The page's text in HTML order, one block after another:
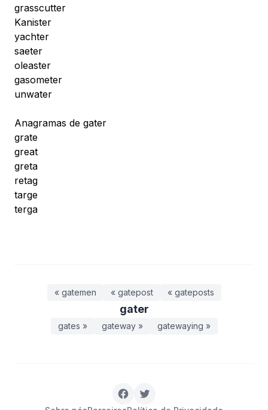
grasscutter
Kanister
yachter
saeter
oleaster
gasometer
unwater
Anagramas de gater
grate
great
greta
retag
targe
terga
« gatemen « gatepost « gateposts
gater
gates » gateway » gatewaying »